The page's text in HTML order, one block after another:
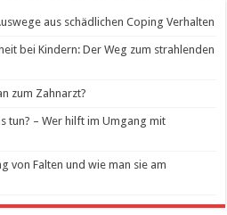
aus schädlichen Coping Verhalten
bei Kindern: Der Weg zum strahlenden
zum Zahnarzt?
tun? – Wer hilft im Umgang mit
von Falten und wie man sie am